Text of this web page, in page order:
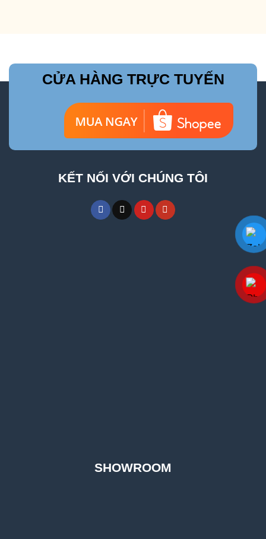
CỬA HÀNG TRỰC TUYẾN
KẾT NỐI VỚI CHÚNG TÔI
SHOWROOM